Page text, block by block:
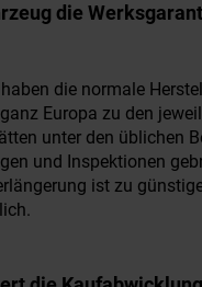
die
die normale
Europa zu den
unter den üblichen
und Inspektionen
ist zu